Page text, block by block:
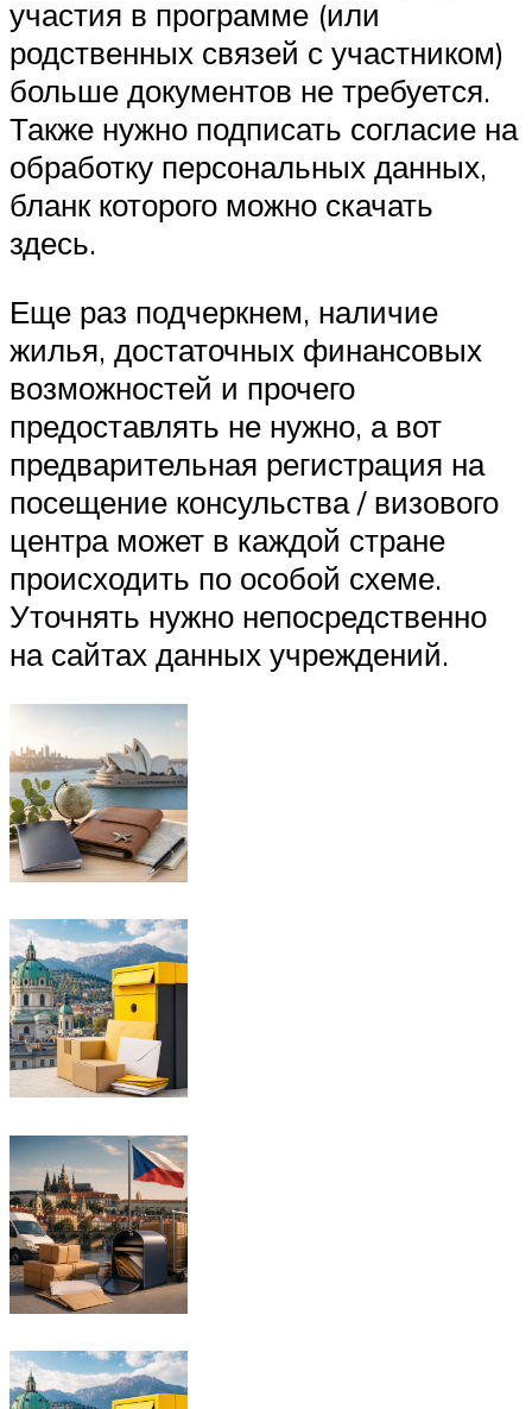
участия в программе (или
родственных связей с участником)
больше документов не требуется.
Также нужно подписать согласие на
обработку персональных данных,
бланк которого можно скачать
здесь.
Еще раз подчеркнем, наличие
жилья, достаточных финансовых
возможностей и прочего
предоставлять не нужно, а вот
предварительная регистрация на
посещение консульства / визового
центра может в каждой стране
происходить по особой схеме.
Уточнять нужно непосредственно
на сайтах данных учреждений.